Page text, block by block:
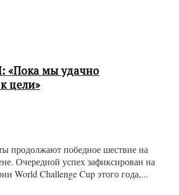
«Пока мы удачно
цели»
продолжают победное шествие на
Очередной успех зафиксирован на
World Challenge Cup этого года,...